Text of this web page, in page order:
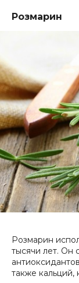
Розмарин
Розмарин
тысячи лет. Он
также кальций,